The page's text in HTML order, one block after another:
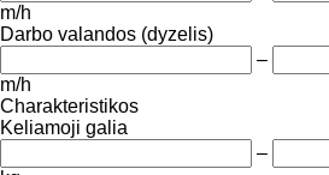
m/h
Darbo valandos (dyzelis)
–
m/h
Charakteristikos
Keliamoji galia
–